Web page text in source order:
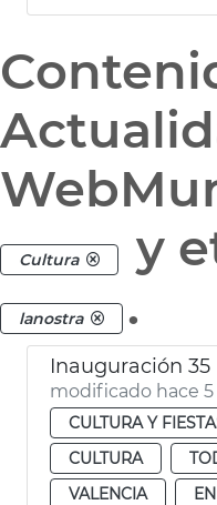
Cultura y
lanostra .
Inauguración
modificado hace 5
CULTURA Y
CULTURA
VALENCIA